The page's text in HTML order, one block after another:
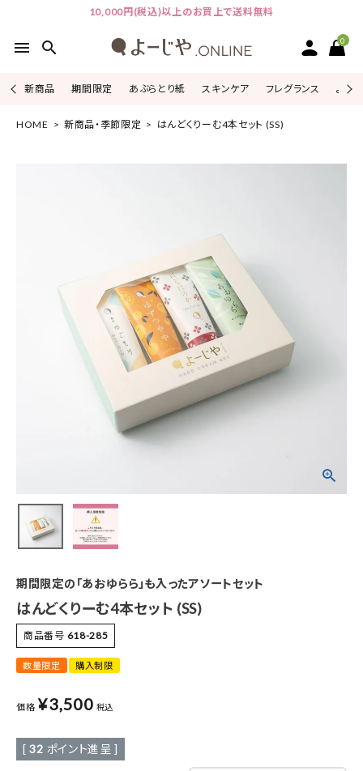
10,000円(税込)以上のお買上で送料無料
menu search 0
新商品 期間限定 あぶらとり紙 スキンケア フレグランス よじ
ACCOUNT MENU
シリーズから探す
よーじやについて
お客さま向け窓口(お問い合わせ)
メディアさま向け窓口
店舗情報
HOME 新商品・季節限定 はんどくりーむ4本セット (SS)
期間限定の「あおゆらら」も入ったアソートセット
はんどくりーむ4本セット (SS)
商品番号 618-285
数量限定 購入制限
価格 ¥3,500 税込
[ 32 ポイント進呈 ]